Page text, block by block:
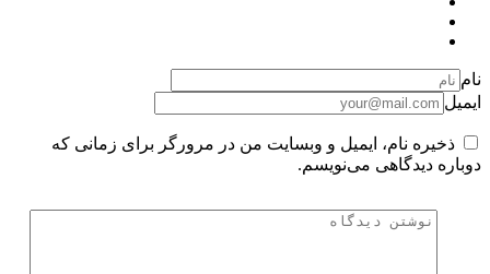
نام
ایمیل
ذخیره نام، ایمیل و وبسایت من در مرورگر برای زمانی که
دوباره دیدگاهی می‌نویسم.